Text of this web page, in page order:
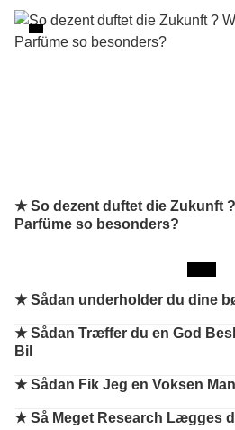
★ So dezent duftet die Zukunft
Parfüme so besonders?
★Sådan underholder du dine
★Sådan Træffer du en God
Bil
★Sådan Fik Jeg en Voksen
★Så Meget Research Lægges